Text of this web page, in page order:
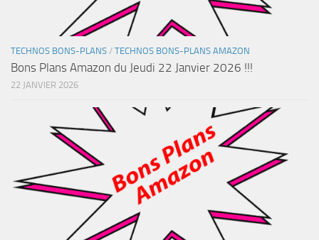
TECHNOS BONS-PLANS / TECHNOS BONS-PLANS AMAZON
Bons Plans Amazon du Jeudi 22 Janvier 2026 !!!
22 JANVIER 2026